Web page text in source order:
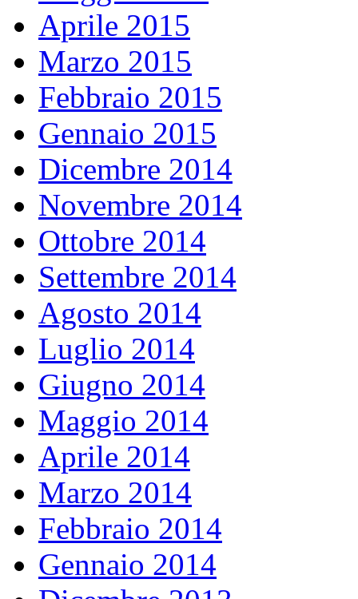
Aprile 2015
Marzo 2015
Febbraio 2015
Gennaio 2015
Dicembre 2014
Novembre 2014
Ottobre 2014
Settembre 2014
Agosto 2014
Luglio 2014
Giugno 2014
Maggio 2014
Aprile 2014
Marzo 2014
Febbraio 2014
Gennaio 2014